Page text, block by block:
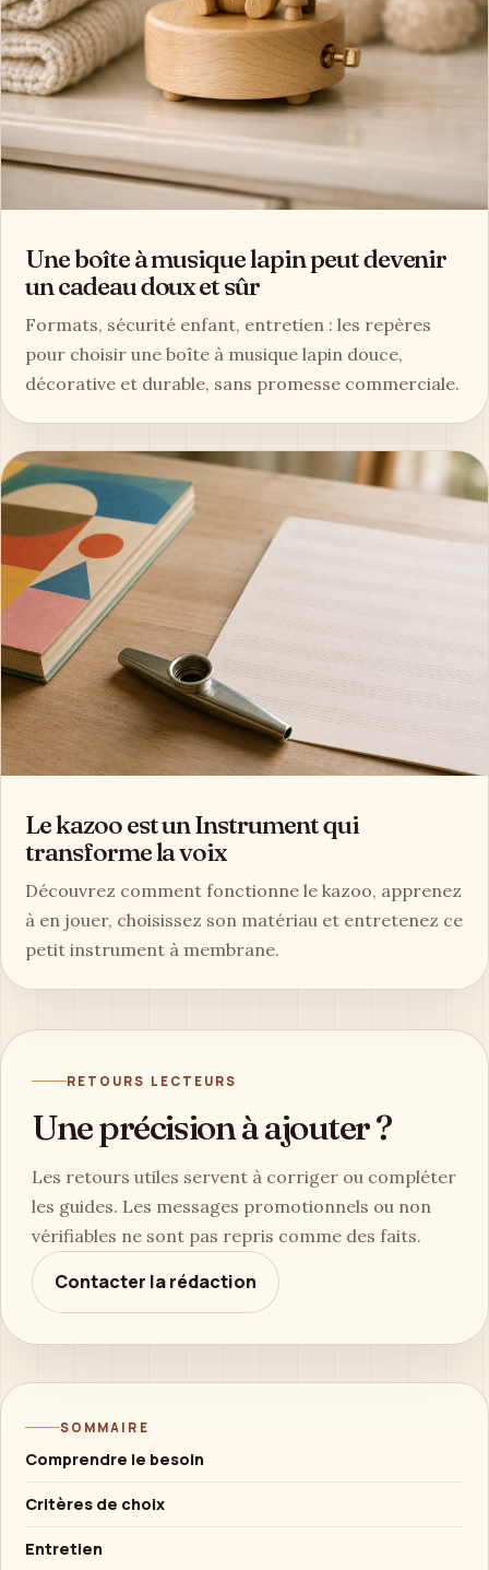
Une boîte à musique lapin peut devenir
un cadeau doux et sûr
Formats, sécurité enfant, entretien : les repères
pour choisir une boîte à musique lapin douce,
décorative et durable, sans promesse commerciale.
Le kazoo est un Instrument qui
transforme la voix
Découvrez comment fonctionne le kazoo, apprenez
à en jouer, choisissez son matériau et entretenez ce
petit instrument à membrane.
RETOURS LECTEURS
Une précision à ajouter ?
Les retours utiles servent à corriger ou compléter
les guides. Les messages promotionnels ou non
vérifiables ne sont pas repris comme des faits.
Contacter la rédaction
SOMMAIRE
Comprendre le besoin
Critères de choix
Entretien